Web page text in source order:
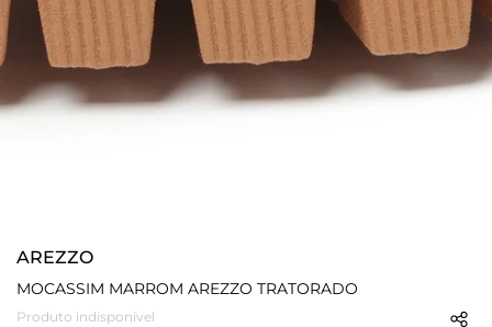
AREZZO
MOCASSIM MARROM AREZZO TRATORADO
Produto indisponível